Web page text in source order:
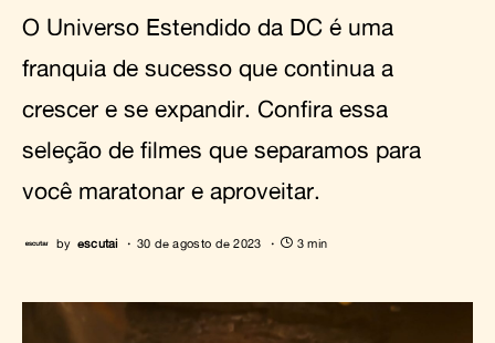
O Universo Estendido da DC é uma
franquia de sucesso que continua a
crescer e se expandir. Confira essa
seleção de filmes que separamos para
você maratonar e aproveitar.
by escutai 30 de agosto de 2023 3 min